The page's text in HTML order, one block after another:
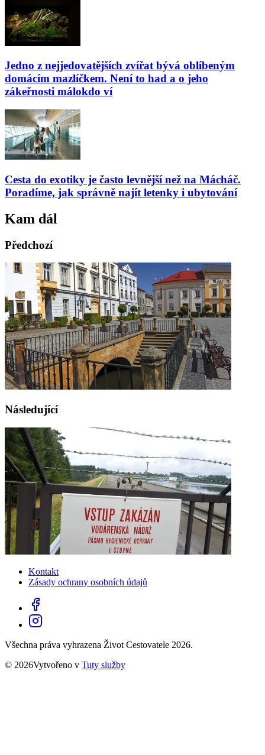
Jedno z nejjedovatějších zvířat bývá oblíbeným
domácím mazlíčkem. Není to had a o jeho
zákeřnosti málokdo ví
Cesta do exotiky je často levnější než na Mácháč.
Poradíme, jak správně najít letenky i ubytování
Kam dál
Předchozí
Následující
Kontakt
Zásady ochrany osobních údajů
Všechna práva vyhrazena Život Cestovatele 2026.
© 2026Vytvořeno v Tuty služby